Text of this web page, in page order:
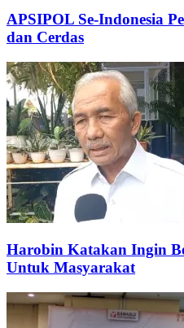
APSIPOL Se-Indonesia
dan Cerdas
Harobin Katakan Ingin
Untuk Masyarakat